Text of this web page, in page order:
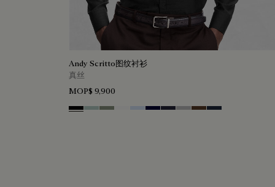
Andy Scritto图纹衬衫
真丝
MOP$ 9,900
NoirDuck Egg
Slate Green
Blanc Optique
Sky Blue
Nero Blue
Cold Night Blue
Icy Grey
Earth Brown
Blue Indigo